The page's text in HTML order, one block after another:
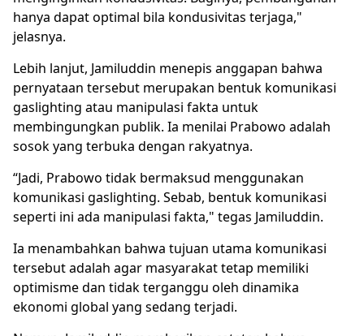
hanya dapat optimal bila kondusivitas terjaga,"
jelasnya.
Lebih lanjut, Jamiluddin menepis anggapan bahwa
pernyataan tersebut merupakan bentuk komunikasi
gaslighting atau manipulasi fakta untuk
membingungkan publik. Ia menilai Prabowo adalah
sosok yang terbuka dengan rakyatnya.
“Jadi, Prabowo tidak bermaksud menggunakan
komunikasi gaslighting. Sebab, bentuk komunikasi
seperti ini ada manipulasi fakta," tegas Jamiluddin.
Ia menambahkan bahwa tujuan utama komunikasi
tersebut adalah agar masyarakat tetap memiliki
optimisme dan tidak terganggu oleh dinamika
ekonomi global yang sedang terjadi.